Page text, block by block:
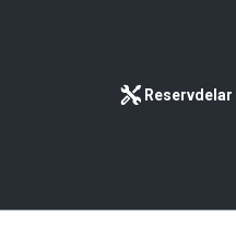
Reservdelar